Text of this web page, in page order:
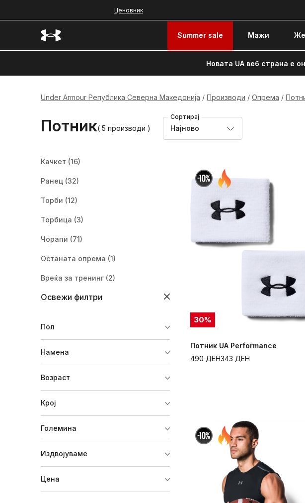
Ценовник
Summer sale Мажи
Новата UA веб страна е
Under Armour Република Северна Македонија Производи Опрема
Потник( 5 производи )
Сортирај
Најново
Качкет (16)
Ранец (32)
Торби (12)
Торбица (3)
Чорапи (71)
Останата опрема (1)
Вреќа за тренинг (2)
Ракавици(4)
Потник
Сет(1)
Маска(1)
Освежи филтри
Пол
Намена
Возраст
Крој
Големина
Издвојуваме
Цена
30%
Потник UA Performance
343 ДЕН
490ДЕН